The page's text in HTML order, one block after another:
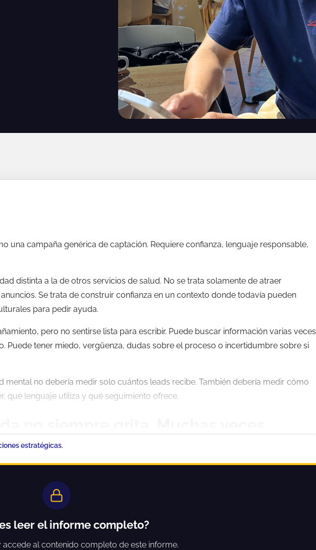
una campaña genérica de captación. Requiere confianza, lenguaje responsable,
distinta a la de otros servicios de salud. No se trata solamente de atraer
Se trata de construir confianza en un contexto donde todavía pueden
para pedir ayuda.
pero no sentirse lista para escribir. Puede buscar información varias veces
Puede tener miedo, vergüenza, dudas sobre el proceso o incertidumbre sobre si
mental no debería medir solo cuántos leads recibe. También debería medir cómo
qué lenguaje utiliza y qué seguimiento ofrece.
estratégicas.
leer el informe completo?
accede al contenido completo de este informe.